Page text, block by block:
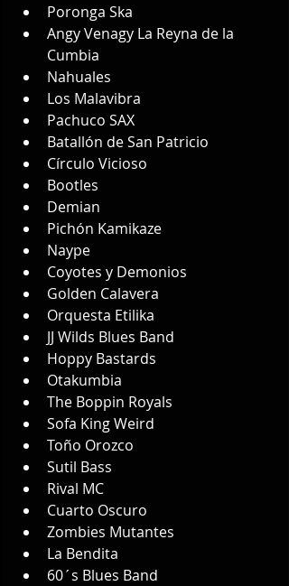
Poronga Ska
Angy Venagy La Reyna de la
Cumbia
Nahuales
Los Malavibra
Pachuco SAX
Batallón de San Patricio
Círculo Vicioso
Bootles
Demian
Pichón Kamikaze
Naype
Coyotes y Demonios
Golden Calavera
Orquesta Etilika
JJ Wilds Blues Band
Hoppy Bastards
Otakumbia
The Boppin Royals
Sofa King Weird
Toño Orozco
Sutil Bass
Rival MC
Cuarto Oscuro
Zombies Mutantes
La Bendita
60´s Blues Band